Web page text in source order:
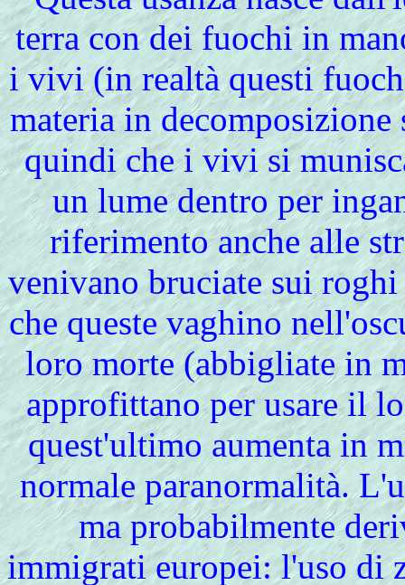
terra con dei fuochi in
i vivi (in realtà questi
materia in
quindi che i vivi si
un lume dentro per
riferimento anche alle
venivano bruciate sui
che queste vaghino
loro morte (abbigliate in
approfittano per usare il
quest'ultimo aumenta in
normale paranormalità.
ma probabilmente
immigrati europei: l'uso di